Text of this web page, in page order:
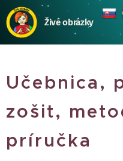
Živé obrázky
Učebnica,
zošit,
príručka